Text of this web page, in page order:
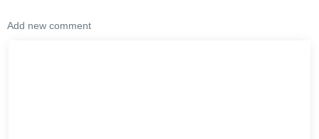
Add new comment